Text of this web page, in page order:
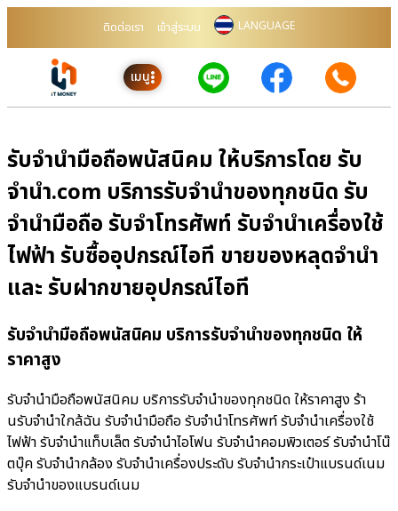
ติดต่อเรา เข้าสู่ระบบ LANGUAGE
เมนู
รับจำนำมือถือพนัสนิคม ให้บริการโดย รับ
จํานํา.com บริการรับจำนำของทุกชนิด รับ
จำนำมือถือ รับจำโทรศัพท์ รับจำนำเครื่องใช้
ไฟฟ้า รับซื้ออุปกรณ์ไอที ขายของหลุดจำนำ
และ รับฝากขายอุปกรณ์ไอที
รับจำนำมือถือพนัสนิคม บริการรับจำนำของทุกชนิด ให้
ราคาสูง
รับจำนำมือถือพนัสนิคม บริการรับจำนำของทุกชนิด ให้ราคาสูง ร้า
นรับจํานําใกล้ฉัน รับจำนำมือถือ รับจำนำโทรศัพท์ รับจำนำเครื่องใช้
ไฟฟ้า รับจำนำแท็บเล็ต รับจำนำไอโฟน รับจำนำคอมพิวเตอร์ รับจำนำโน๊
ตบุ๊ค รับจำนำกล้อง รับจำนำเครื่องประดับ รับจำนำกระเป๋าแบรนด์เนม
รับจำนำของแบรนด์เนม